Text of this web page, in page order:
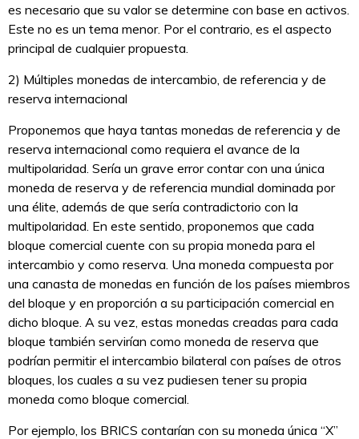
es necesario que su valor se determine con base en activos.
Este no es un tema menor. Por el contrario, es el aspecto
principal de cualquier propuesta.
2) Múltiples monedas de intercambio, de referencia y de
reserva internacional
Proponemos que haya tantas monedas de referencia y de
reserva internacional como requiera el avance de la
multipolaridad. Sería un grave error contar con una única
moneda de reserva y de referencia mundial dominada por
una élite, además de que sería contradictorio con la
multipolaridad. En este sentido, proponemos que cada
bloque comercial cuente con su propia moneda para el
intercambio y como reserva. Una moneda compuesta por
una canasta de monedas en función de los países miembros
del bloque y en proporción a su participación comercial en
dicho bloque. A su vez, estas monedas creadas para cada
bloque también servirían como moneda de reserva que
podrían permitir el intercambio bilateral con países de otros
bloques, los cuales a su vez pudiesen tener su propia
moneda como bloque comercial.
Por ejemplo, los BRICS contarían con su moneda única “X”